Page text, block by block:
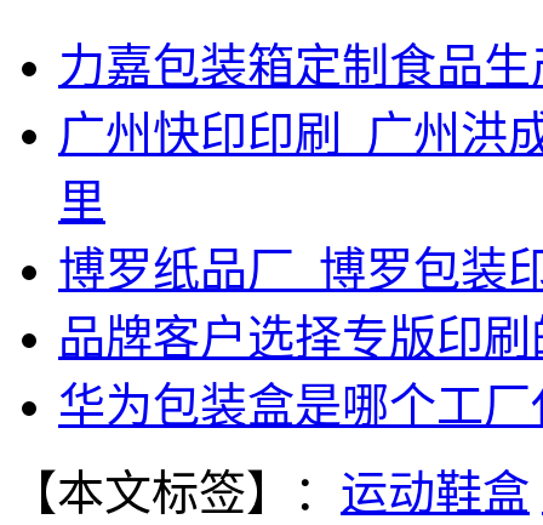
力嘉包装箱定制食品
广州快印印刷_广州洪
里
博罗纸品厂_博罗包装
品牌客户选择专版印
华为包装盒是哪个工
【本文标签】： 运动鞋盒